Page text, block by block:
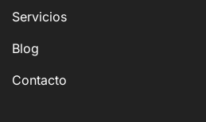
Servicios
Blog
Contacto